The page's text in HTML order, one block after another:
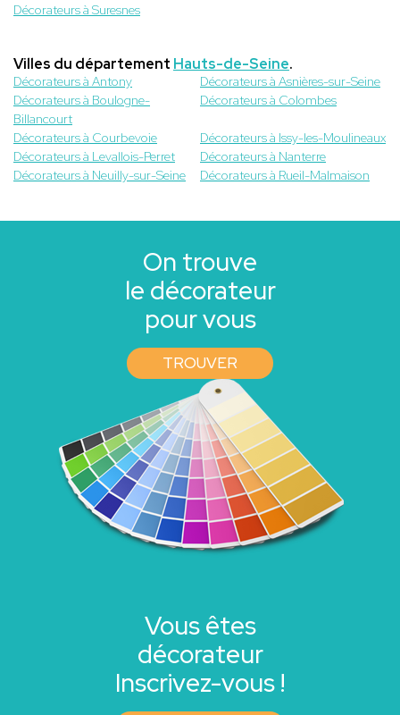
Décorateurs à Suresnes
Villes du département Hauts-de-Seine.
Décorateurs à Antony
Décorateurs à Asnières-sur-Seine
Décorateurs à Boulogne-
Billancourt
Décorateurs à Colombes
Décorateurs à Courbevoie
Décorateurs à Issy-les-Moulineaux
Décorateurs à Levallois-Perret
Décorateurs à Nanterre
Décorateurs à Neuilly-sur-Seine
Décorateurs à Rueil-Malmaison
On trouve
le décorateur
pour vous
TROUVER
Vous êtes
décorateur
Inscrivez-vous !